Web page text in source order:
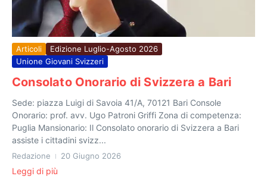
Articoli
Edizione Luglio-Agosto 2026
Unione Giovani Svizzeri
Consolato Onorario di Svizzera a Bari
Sede: piazza Luigi di Savoia 41/A, 70121 Bari Console
Onorario: prof. avv. Ugo Patroni Griffi Zona di competenza:
Puglia Mansionario: Il Consolato onorario di Svizzera a Bari
assiste i cittadini svizz...
Redazione 20 Giugno 2026
Leggi di più